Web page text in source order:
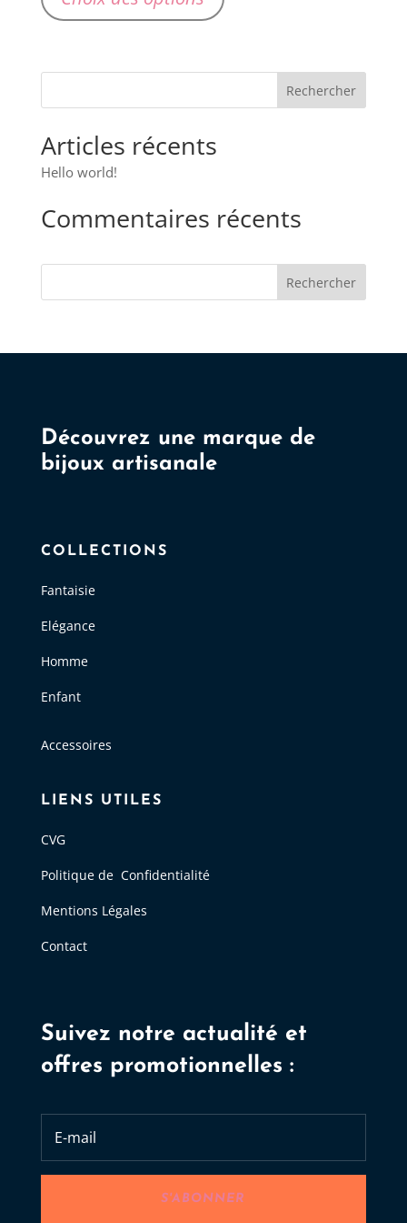
a
options
la
du
Articles récents
Hello world!
Commentaires récents
Rechercher
Découvrez une marque de
bijoux artisanale
COLLECTIONS
Fantaisie
Elégance
Homme
Enfant
Accessoires
LIENS UTILES
CVG
Politique de Confidentialité
Mentions Légales
Contact
Suivez notre actualité et
offres promotionnelles :
S'ABONNER